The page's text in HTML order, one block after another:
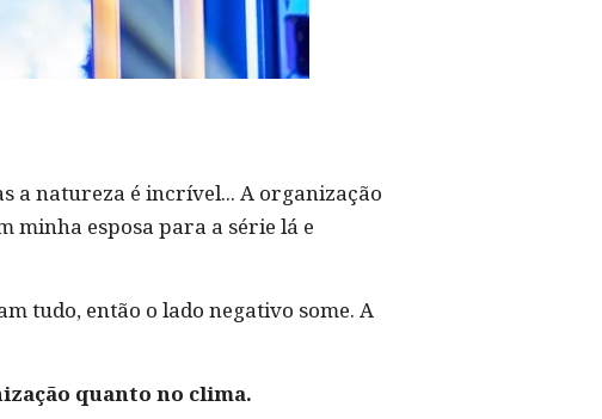
a natureza é incrível... A organização
minha esposa para a série lá e
tudo, então o lado negativo some. A
quanto no clima.